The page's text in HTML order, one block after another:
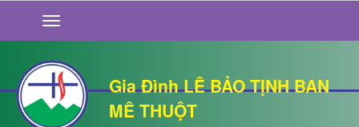
Gia Đình LÊ BẢO TỊNH BAN
MÊ THUỘT
GIỚI THIỆU
TIN TỨC
SỐNG ĐẠO
CHUYỆN NHÀ